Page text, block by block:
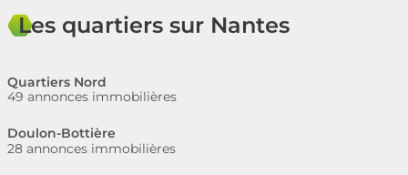
Les quartiers sur Nantes
Quartiers Nord
49 annonces immobilières
Doulon-Bottière
28 annonces immobilières